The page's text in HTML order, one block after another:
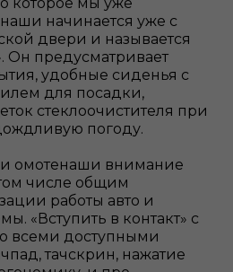
начинается уже с
двери и называется
Он предусматривает
удобные сиденья с
для посадки,
стеклоочистителя при
погоду.
омотенаши внимание
числе общим
работы авто и
«Вступить в контакт» с
всеми доступными
тачскрин, нажатие